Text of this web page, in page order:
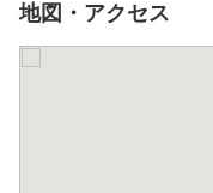
地図・アクセス